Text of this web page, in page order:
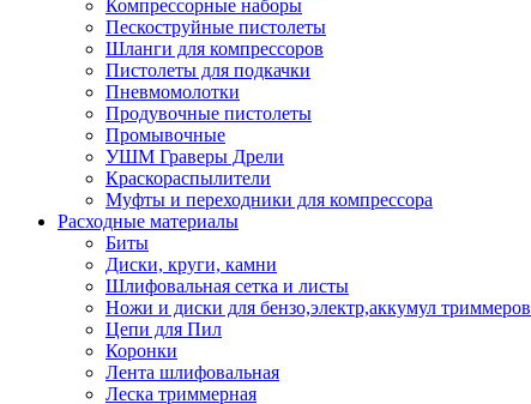
Компрессорные наборы
Пескоструйные пистолеты
Шланги для компрессоров
Пистолеты для подкачки
Пневмомолотки
Продувочные пистолеты
Промывочные
УШМ Граверы Дрели
Краскораспылители
Муфты и переходники для компрессора
Расходные материалы
Биты
Диски, круги, камни
Шлифовальная сетка и листы
Ножи и диски для бензо,электр,аккумул триммеров
Цепи для Пил
Коронки
Лента шлифовальная
Леска триммерная